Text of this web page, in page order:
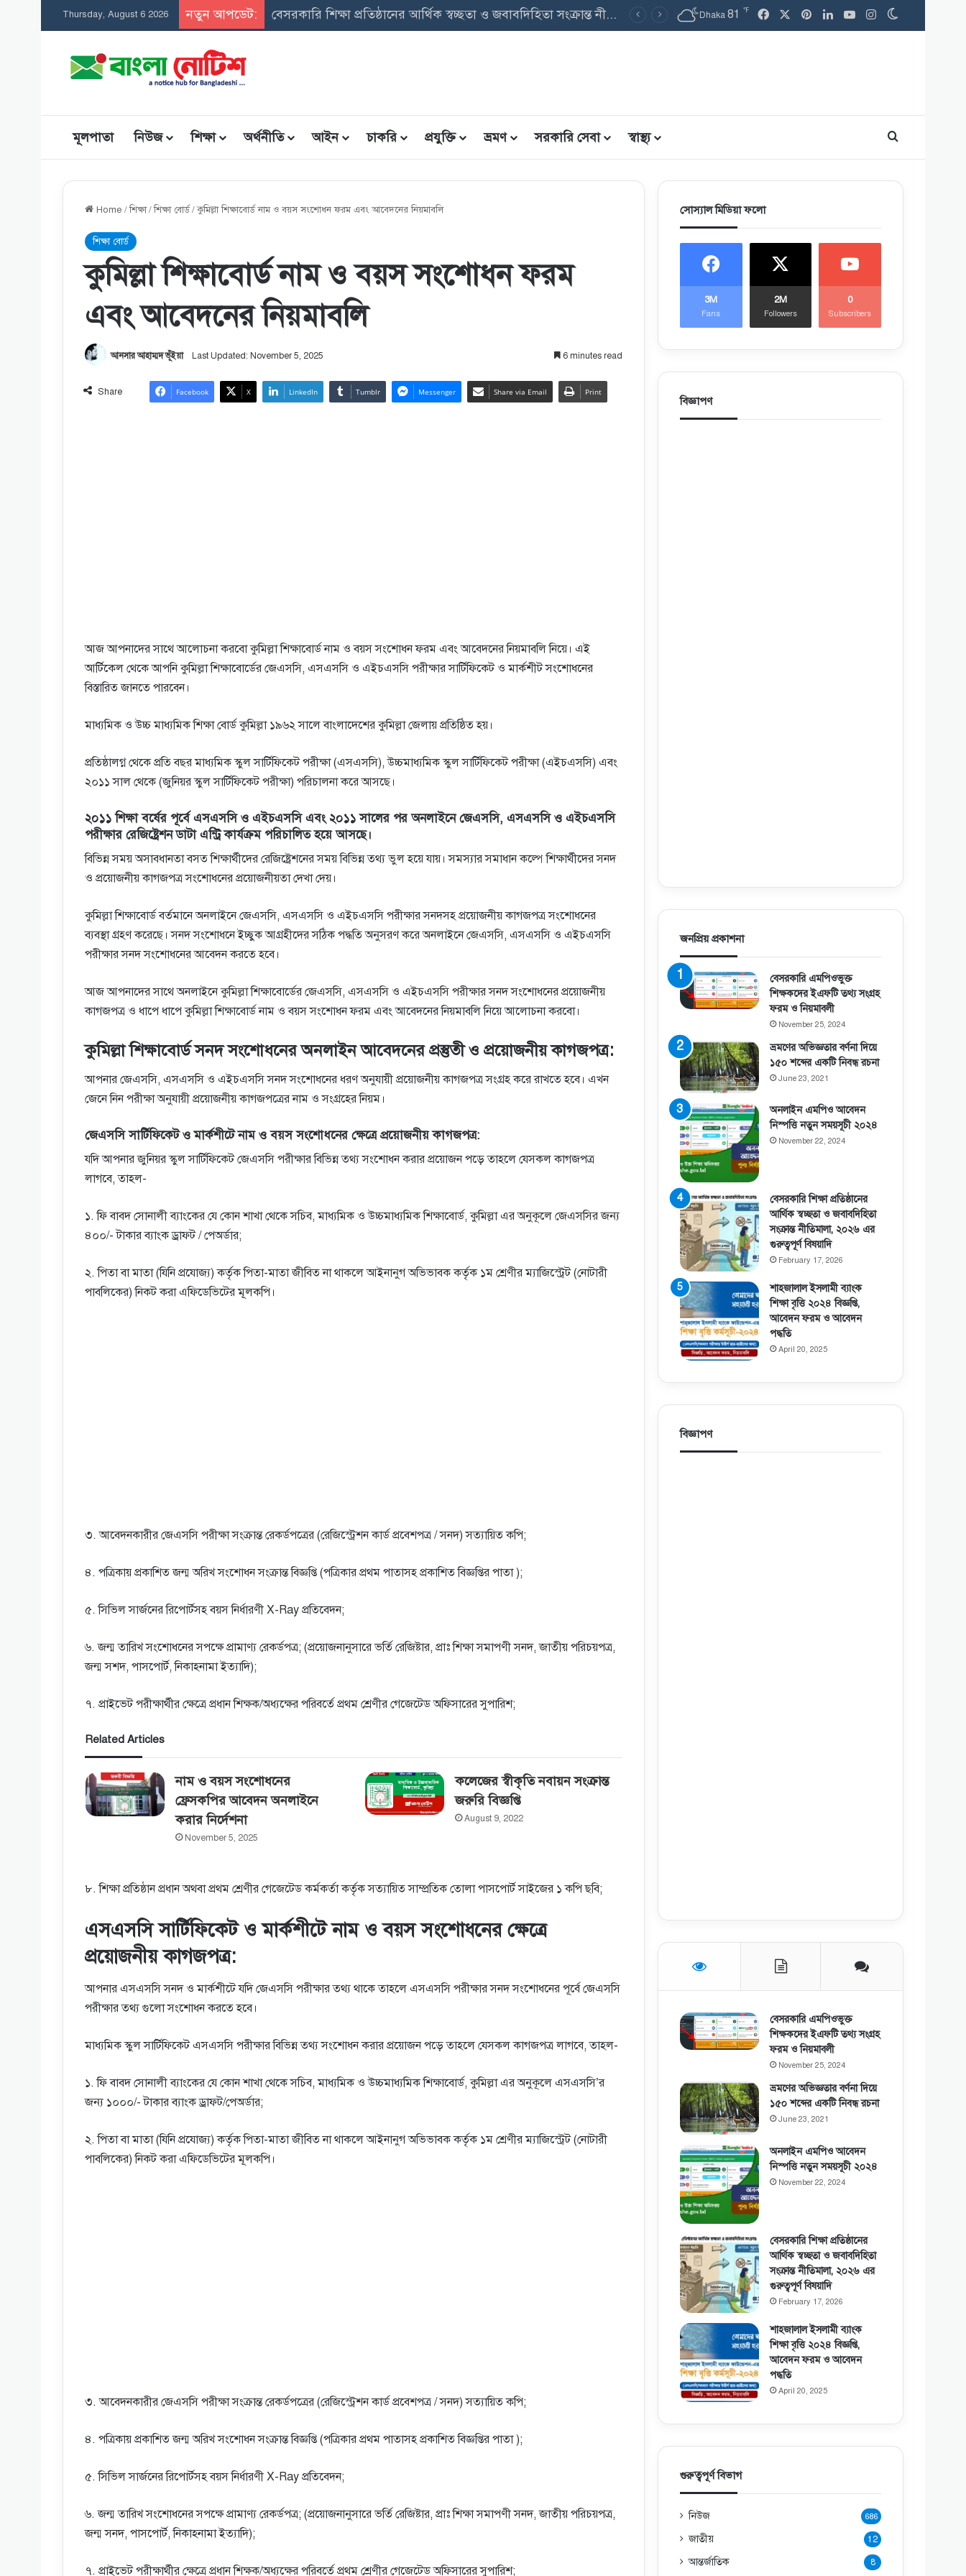
Thursday, August 6 2026 নতুন আপডেট: Dhaka 81 ℉ FacebookPinterest
LinkedInYouTubeInstagram
মূলপাতা নিউজ শিক্ষা অর্থনীতি আইন চাকরি প্রযুক্তি ভ্রমণ সরকারি সেবা স্বাস্থ্য Search for
Home /শিক্ষা/শিক্ষা বোর্ড/কুমিল্লা শিক্ষাবোর্ড নাম ও বয়স সংশোধন ফরম এবং আবেদনের নিয়মাবলি
শিক্ষা বোর্ড
কুমিল্লা শিক্ষাবোর্ড নাম ও বয়স সংশোধন ফরম
এবং আবেদনের নিয়মাবলি
আনসার আহাম্মদ ভূঁইয়া Last Updated: November 5, 2025 6 minutes read
Share Facebook X LinkedIn Tumblr Messenger Share via Email Print
আজ আপনাদের সাথে আলোচনা করবো কুমিল্লা শিক্ষাবোর্ড নাম ও বয়স সংশোধন ফরম এবং আবেদনের নিয়মাবলি নিয়ে। এই
আর্টিকেল থেকে আপনি কুমিল্লা শিক্ষাবোর্ডের জেএসসি, এসএসসি ও এইচএসসি পরীক্ষার সার্টিফিকেট ও মার্কশীট সংশোধনের
বিস্তারিত জানতে পারবেন।
মাধ্যমিক ও উচ্চ মাধ্যমিক শিক্ষা বোর্ড কুমিল্লা ১৯৬২ সালে বাংলাদেশের কুমিল্লা জেলায় প্রতিষ্ঠিত হয়।
প্রতিষ্ঠালগ্ন থেকে প্রতি বছর মাধ্যমিক স্কুল সার্টিফিকেট পরীক্ষা (এসএসসি), উচ্চমাধ্যমিক স্কুল সার্টিফিকেট পরীক্ষা (এইচএসসি) এবং
২০১১ সাল থেকে (জুনিয়র স্কুল সার্টিফিকেট পরীক্ষা) পরিচালনা করে আসছে।
২০১১ শিক্ষা বর্ষের পূর্বে এসএসসি ও এইচএসসি এবং ২০১১ সালের পর অনলাইনে জেএসসি, এসএসসি ও এইচএসসি
পরীক্ষার রেজিষ্ট্রেশন ডাটা এন্ট্রি কার্যক্রম পরিচালিত হয়ে আসছে।
বিভিন্ন সময় অসাবধানতা বসত শিক্ষার্থীদের রেজিষ্ট্রেশনের সময় বিভিন্ন তথ্য ভুল হয়ে যায়। সমস্যার সমাধান কল্পে শিক্ষার্থীদের সনদ
ও প্রয়োজনীয় কাগজপত্র সংশোধনের প্রয়োজনীয়তা দেখা দেয়।
কুমিল্লা শিক্ষাবোর্ড বর্তমানে অনলাইনে জেএসসি, এসএসসি ও এইচএসসি পরীক্ষার সনদসহ প্রয়োজনীয় কাগজপত্র সংশোধনের
ব্যবস্থা গ্রহণ করেছে। সনদ সংশোধনে ইচ্ছুক আগ্রহীদের সঠিক পদ্ধতি অনুসরণ করে অনলাইনে জেএসসি, এসএসসি ও এইচএসসি
পরীক্ষার সনদ সংশোধনের আবেদন করতে হবে।
আজ আপনাদের সাথে অনলাইনে কুমিল্লা শিক্ষাবোর্ডের জেএসসি, এসএসসি ও এইচএসসি পরীক্ষার সনদ সংশোধনের প্রয়োজনীয়
কাগজপত্র ও ধাপে ধাপে কুমিল্লা শিক্ষাবোর্ড নাম ও বয়স সংশোধন ফরম এবং আবেদনের নিয়মাবলি নিয়ে আলোচনা করবো।
কুমিল্লা শিক্ষাবোর্ড সনদ সংশোধনের অনলাইন আবেদনের প্রস্তুতী ও প্রয়োজনীয় কাগজপত্র:
আপনার জেএসসি, এসএসসি ও এইচএসসি সনদ সংশোধনের ধরণ অনুযায়ী প্রয়োজনীয় কাগজপত্র সংগ্রহ করে রাখতে হবে। এখন
জেনে নিন পরীক্ষা অনুযায়ী প্রয়োজনীয় কাগজপত্রের নাম ও সংগ্রহের নিয়ম।
জেএসসি সার্টিফিকেট ও মার্কশীটে নাম ও বয়স সংশোধনের ক্ষেত্রে প্রয়োজনীয় কাগজপত্র:
যদি আপনার জুনিয়র স্কুল সার্টিফিকেট জেএসসি পরীক্ষার বিভিন্ন তথ্য সংশোধন করার প্রয়োজন পড়ে তাহলে যেসকল কাগজপত্র
লাগবে, তাহল-
১. ফি বাবদ সােনালী ব্যাংকের যে কোন শাখা থেকে সচিব, মাধ্যমিক ও উচ্চমাধ্যমিক শিক্ষাবাের্ড, কুমিল্লা এর অনুকূলে জেএসসির জন্য
৪০০/- টাকার ব্যাংক ড্রাফট / পেঅর্ডার;
২. পিতা বা মাতা (যিনি প্রযােজ্য) কর্তৃক পিতা-মাতা জীবিত না থাকলে আইনানুগ অভিভাবক কর্তৃক ১ম শ্রেণীর ম্যাজিস্ট্রেট (নােটারী
পাবলিকের) নিকট করা এফিডেভিটের মূলকপি।
৩. আবেদনকারীর জেএসসি পরীক্ষা সংক্রান্ত রেকর্ডপত্রের (রেজিস্ট্রেশন কার্ড প্রবেশপত্র / সনদ) সত্যায়িত কপি;
৪. পত্রিকায় প্রকাশিত জন্ম অরিখ সংশােধন সংক্রান্ত বিজ্ঞপ্তি (পত্রিকার প্রথম পাতাসহ প্রকাশিত বিজ্ঞপ্তির পাতা );
৫. সিভিল সার্জনের রিপাের্টসহ বয়স নির্ধারণী X-Ray প্রতিবেদন;
৬. জন্ম তারিখ সংশােধনের সপক্ষে প্রামাণ্য রেকর্ডপত্র; (প্রয়ােজনানুসারে ভর্তি রেজিষ্টার, প্রাঃ শিক্ষা সমাপণী সনদ, জাতীয় পরিচয়পত্র,
জন্ম সশদ, পাসপাের্ট, নিকাহনামা ইত্যাদি);
৭. প্রাইভেট পরীক্ষার্থীর ক্ষেত্রে প্রধান শিক্ষক/অধ্যক্ষের পরিবর্তে প্রথম শ্রেণীর গেজেটেড অফিসারের সুপারিশ;
Related Articles
নাম ও বয়স সংশােধনের
ফ্রেসকপির আবেদন অনলাইনে
করার নির্দেশনা
November 5, 2025
কলেজের স্বীকৃতি নবায়ন সংক্রান্ত
জরুরি বিজ্ঞপ্তি
August 9, 2022
৮. শিক্ষা প্রতিষ্ঠান প্রধান অথবা প্রথম শ্রেণীর গেজেটেড কর্মকর্তা কর্তৃক সত্যায়িত সাম্প্রতিক তােলা পাসপাের্ট সাইজের ১ কপি ছবি;
এসএসসি সার্টিফিকেট ও মার্কশীটে নাম ও বয়স সংশোধনের ক্ষেত্রে
প্রয়োজনীয় কাগজপত্র:
আপনার এসএসসি সনদ ও মার্কশীটে যদি জেএসসি পরীক্ষার তথ্য থাকে তাহলে এসএসসি পরীক্ষার সনদ সংশোধনের পূর্বে জেএসসি
পরীক্ষার তথ্য গুলো সংশোধন করতে হবে।
মাধ্যমিক স্কুল সার্টিফিকেট এসএসসি পরীক্ষার বিভিন্ন তথ্য সংশোধন করার প্রয়োজন পড়ে তাহলে যেসকল কাগজপত্র লাগবে, তাহল-
১. ফি বাবদ সােনালী ব্যাংকের যে কোন শাখা থেকে সচিব, মাধ্যমিক ও উচ্চমাধ্যমিক শিক্ষাবাের্ড, কুমিল্লা এর অনুকূলে এসএসসি’র
জন্য ১০০০/- টাকার ব্যাংক ড্রাফট/পেঅর্ডার;
২. পিতা বা মাতা (যিনি প্রযােজ্য) কর্তৃক পিতা-মাতা জীবিত না থাকলে আইনানুগ অভিভাবক কর্তৃক ১ম শ্রেণীর ম্যাজিস্ট্রেট (নােটারী
পাবলিকের) নিকট করা এফিডেভিটের মূলকপি।
৩. আবেদনকারীর জেএসসি পরীক্ষা সংক্রান্ত রেকর্ডপত্রের (রেজিস্ট্রেশন কার্ড প্রবেশপত্র / সনদ) সত্যায়িত কপি;
৪. পত্রিকায় প্রকাশিত জন্ম অরিখ সংশােধন সংক্রান্ত বিজ্ঞপ্তি (পত্রিকার প্রথম পাতাসহ প্রকাশিত বিজ্ঞপ্তির পাতা );
৫. সিভিল সার্জনের রিপাের্টসহ বয়স নির্ধারণী X-Ray প্রতিবেদন;
৬. জন্ম তারিখ সংশােধনের সপক্ষে প্রামাণ্য রেকর্ডপত্র; (প্রয়ােজনানুসারে ভর্তি রেজিষ্টার, প্রাঃ শিক্ষা সমাপণী সনদ, জাতীয় পরিচয়পত্র,
জন্ম সনদ, পাসপাের্ট, নিকাহনামা ইত্যাদি);
৭. প্রাইভেট পরীক্ষার্থীর ক্ষেত্রে প্রধান শিক্ষক/অধ্যক্ষের পরিবর্তে প্রথম শ্রেণীর গেজেটেড অফিসারের সুপারিশ;
সোস্যাল মিডিয়া ফলো
3M
Fans
2M
Followers
0
Subscribers
বিজ্ঞাপণ
জনপ্রিয় প্রকাশনা
বেসরকারি এমপিওভুক্ত
শিক্ষকদের ইএফটি তথ্য সংগ্রহ
ফরম ও নিয়মাবলী
November 25, 2024
ভ্রমণের অভিজ্ঞতার বর্ণনা দিয়ে
১৫০ শব্দের একটি নিবন্ধ রচনা
June 23, 2021
অনলাইন এমপিও আবেদন
নিস্পত্তি নতুন সময়সূচী ২০২৪
November 22, 2024
বেসরকারি শিক্ষা প্রতিষ্ঠানের
আর্থিক স্বচ্ছতা ও জবাবদিহিতা
সংক্রান্ত নীতিমালা, ২০২৬ এর
গুরুত্বপূর্ণ বিষয়াদি
February 17, 2026
শাহজালাল ইসলামী ব্যাংক
শিক্ষা বৃত্তি ২০২৪ বিজ্ঞপ্তি,
আবেদন ফরম ও আবেদন
পদ্ধতি
April 20, 2025
বিজ্ঞাপণ
বেসরকারি এমপিওভুক্ত
শিক্ষকদের ইএফটি তথ্য সংগ্রহ
ফরম ও নিয়মাবলী
November 25, 2024
ভ্রমণের অভিজ্ঞতার বর্ণনা দিয়ে
১৫০ শব্দের একটি নিবন্ধ রচনা
June 23, 2021
অনলাইন এমপিও আবেদন
নিস্পত্তি নতুন সময়সূচী ২০২৪
November 22, 2024
বেসরকারি শিক্ষা প্রতিষ্ঠানের
আর্থিক স্বচ্ছতা ও জবাবদিহিতা
সংক্রান্ত নীতিমালা, ২০২৬ এর
গুরুত্বপূর্ণ বিষয়াদি
February 17, 2026
শাহজালাল ইসলামী ব্যাংক
শিক্ষা বৃত্তি ২০২৪ বিজ্ঞপ্তি,
আবেদন ফরম ও আবেদন
পদ্ধতি
April 20, 2025
গুরুত্বপূর্ণ বিভাগ
নিউজ 686
জাতীয় 12
আন্তর্জাতিক 8